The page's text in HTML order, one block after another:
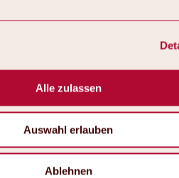
Alle zulassen
Auswahl erlauben
Ablehnen
& Snowboarden | Skigebiete
Skigebiet Hochoetz